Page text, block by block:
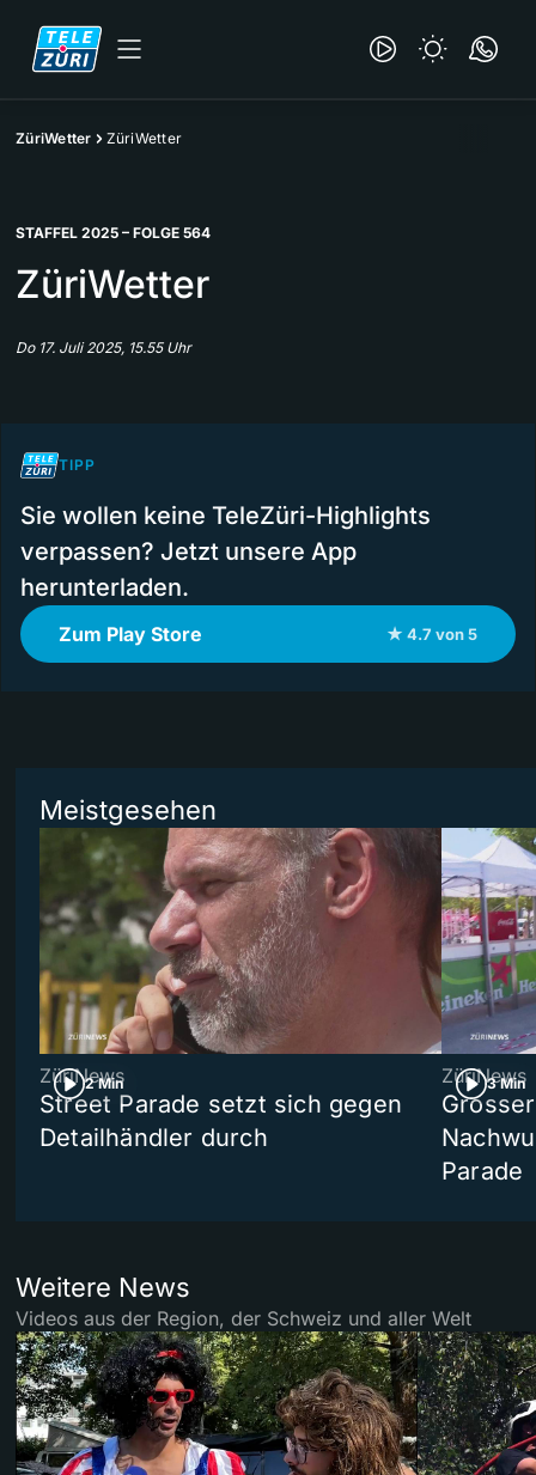
ZüriWetter ZüriWetter
STAFFEL 2025 – FOLGE 564
ZüriWetter
Do 17. Juli 2025, 15.55 Uhr
TIPP
Sie wollen keine TeleZüri-Highlights
verpassen? Jetzt unsere App
herunterladen.
Zum Play Store ★ 4.7 von 5
Meistgesehen
2 Min
ZüriNews
Street Parade setzt sich gegen
Detailhändler durch
3 Min
ZüriNews
Parade
Weitere News
Videos aus der Region, der Schweiz und aller Welt